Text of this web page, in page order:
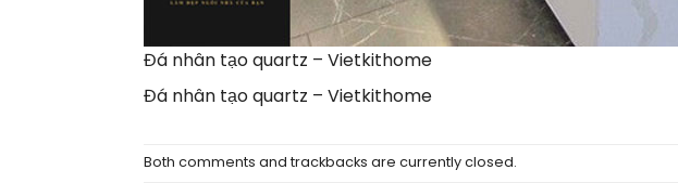
Đá nhân tạo quartz – Vietkithome
Đá nhân tạo quartz – Vietkithome
Both comments and trackbacks are currently closed.